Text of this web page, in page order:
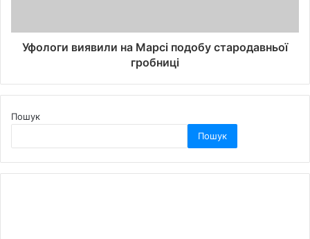
Уфологи виявили на Марсі подобу стародавньої
гробниці
Пошук
Пошук